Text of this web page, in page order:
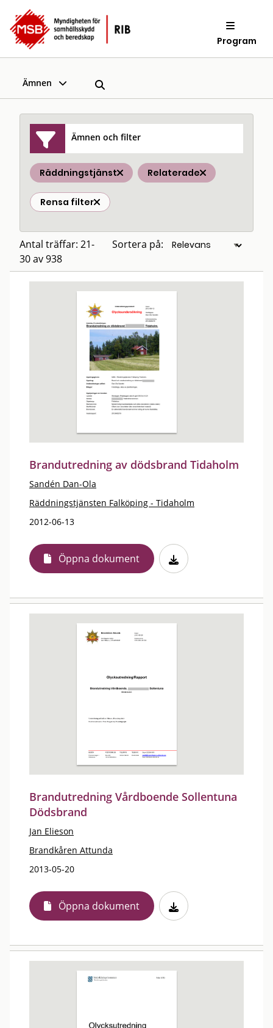
Program
Ämnen
Ämnen och filter
Räddningstjänst Relaterade
Rensa filter
Antal träffar: 21-
30 av 938
Sortera på:
Brandutredning av dödsbrand Tidaholm
Sandén Dan-Ola
Räddningstjänsten Falköping - Tidaholm
2012-06-13
Öppna dokument
Brandutredning Vårdboende Sollentuna
Dödsbrand
Jan Elieson
Brandkåren Attunda
2013-05-20
Öppna dokument